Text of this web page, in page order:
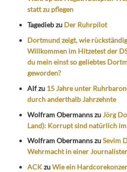
statt zu pflegen
Tagediebzu Der Ruhrpilot
Dortmund zeigt, wie
Willkommen im Hitzetest der
du mein einst so geliebtes
geworden?
Alfzu 15 Jahre unter
durch anderthalb Jahrzehnte
Wolfram ObermannszuJörg
Land): Korrupt sind natürlich
Wolfram ObermannszuSevim
Wehrmacht in einer
ACKzuWie ein